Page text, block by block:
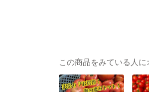
この商品をみている人に